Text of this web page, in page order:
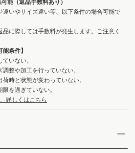
能（返品手数料あり）
違いやサイズ違い等、以下条件の場合可能で
品に際しては手数料が発生します。ご注意く
能条件】
ていない。
調整や加工を行っていない。
荷時と状態が変わっていない。
限を過ぎていない。
詳しくはこちら